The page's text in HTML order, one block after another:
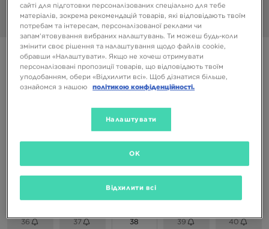
DR.MARTENS CREWSON CHUKKA
5599 ГРН
Чорний
Вибери розмір
36 37 38 39 40
сайті для підготовки персоналізованих спеціально для тебе
матеріалів, зокрема рекомендацій товарів, які відповідають твоїм
потребам та інтересам, персоналізованої реклами чи
запам’ятовування вибраних налаштувань. Ти можеш будь-коли
змінити своє рішення та налаштування щодо файлів cookie,
обравши «Налаштувати». Якщо не хочеш отримувати
персоналізовані пропозиції товарів, що відповідають твоїм
уподобанням, обери «Відхилити всі». Щоб дізнатися більше,
ознайомся з нашою
політикою конфіденційності.
Налаштувати
Відхилити всі
OK